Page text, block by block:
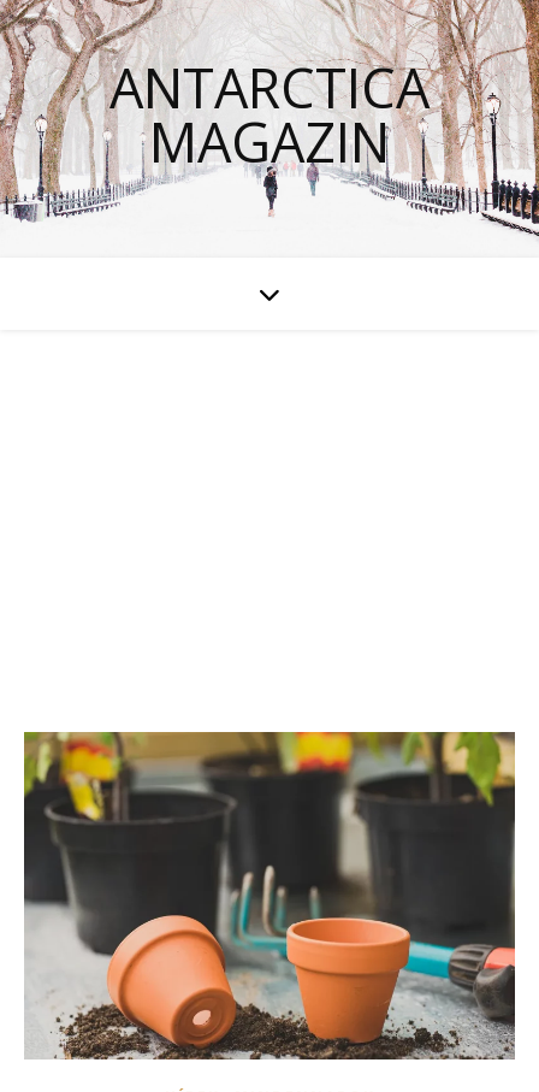
ANTARCTICA
MAGAZIN